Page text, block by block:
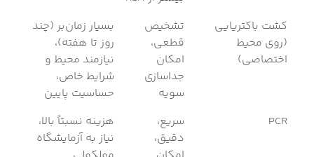
کشت باکتریایی
(روی محیط
اختصاصی)
تشخیص
قطعی،
امکان
جداسازی
سویه
بسیار زمان‌بر (چند
روز تا هفته)،
نیازمند محیط و
شرایط خاص،
حساسیت پایین
PCR
سریع،
دقیق،
هزینه نسبتاً بالا،
نیاز به آزمایشگاه